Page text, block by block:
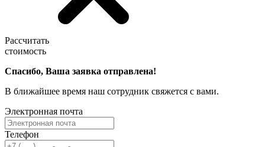
Рассчитать
стоимость
Спасибо, Ваша заявка отправлена!
В ближайшее время наш сотрудник свяжется с вами.
Электронная почта
Телефон